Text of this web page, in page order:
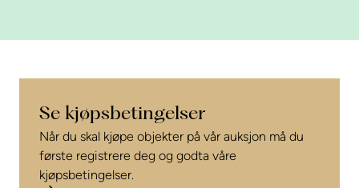
Se kjøpsbetingelser
Når du skal kjøpe objekter på vår auksjon må du
første registrere deg og godta våre
kjøpsbetingelser.